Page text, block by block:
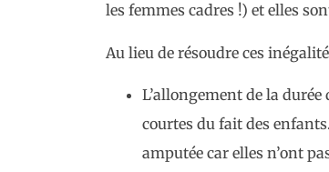
les femmes cadres !) et elles
Au lieu de résoudre ces
L’allongement de la
courtes du fait des
amputée car elles n’ont